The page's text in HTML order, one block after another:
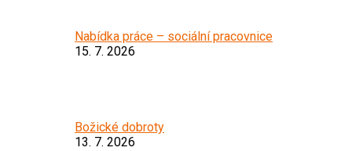
Nabídka práce – sociální pracovnice
15. 7. 2026
Božické dobroty
13. 7. 2026